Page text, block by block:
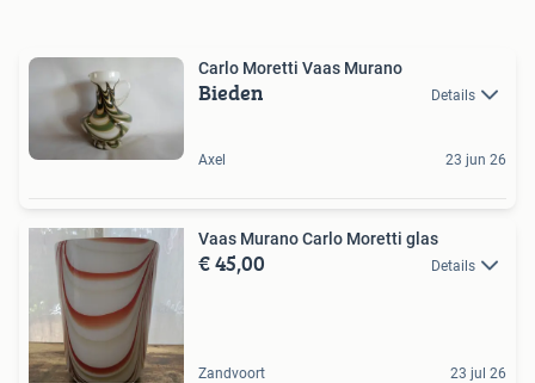
Carlo Moretti Vaas Murano
Bieden Details
Axel 23 jun 26
Vaas Murano Carlo Moretti glas
€ 45,00 Details
Zandvoort 23 jul 26